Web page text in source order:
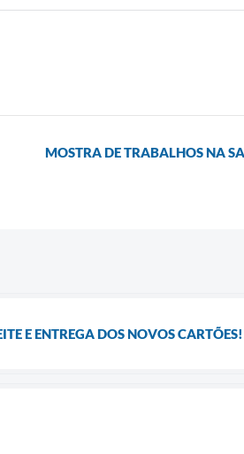
MOSTRA DE TRABALHOS NA
E ENTREGA DOS NOVOS CARTÕES!